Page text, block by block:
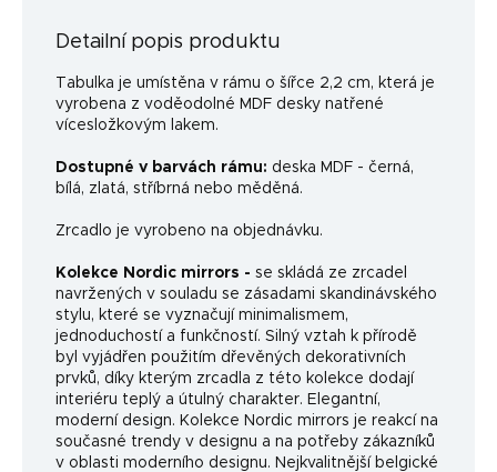
Detailní popis produktu
Tabulka je umístěna v rámu o šířce 2,2 cm, která je
vyrobena z voděodolné MDF desky natřené
vícesložkovým lakem.
Dostupné v barvách rámu: deska MDF - černá,
bílá, zlatá, stříbrná nebo měděná.
Zrcadlo je vyrobeno na objednávku.
Kolekce Nordic mirrors - se skládá ze zrcadel
navržených v souladu se zásadami skandinávského
stylu, které se vyznačují minimalismem,
jednoduchostí a funkčností. Silný vztah k přírodě
byl vyjádřen použitím dřevěných dekorativních
prvků, díky kterým zrcadla z této kolekce dodají
interiéru teplý a útulný charakter. Elegantní,
moderní design. Kolekce Nordic mirrors je reakcí na
současné trendy v designu a na potřeby zákazníků
v oblasti moderního designu. Nejkvalitnější belgické